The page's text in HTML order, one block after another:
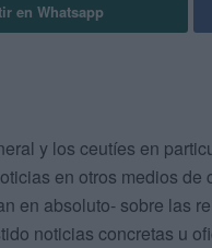
en Whatsapp
y los ceutíes en
en otros medios
en absoluto- sobre las
noticias concretas u